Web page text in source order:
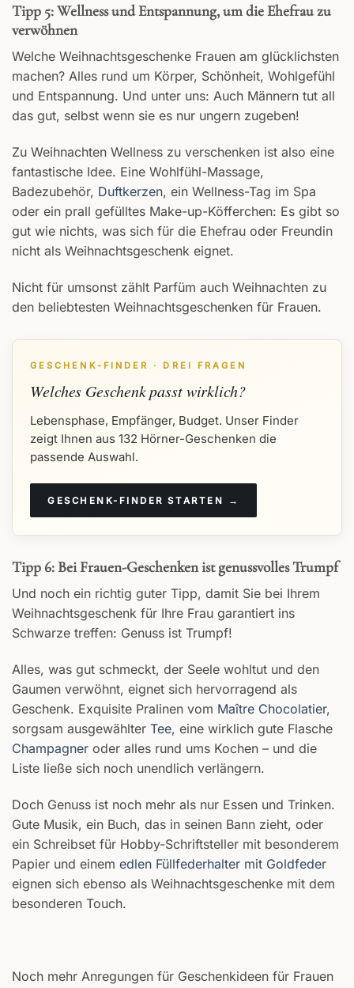
Tipp 5: Wellness und Entspannung, um die Ehefrau zu
verwöhnen
Welche Weihnachtsgeschenke Frauen am glücklichsten
machen? Alles rund um Körper, Schönheit, Wohlgefühl
und Entspannung. Und unter uns: Auch Männern tut all
das gut, selbst wenn sie es nur ungern zugeben!
Zu Weihnachten Wellness zu verschenken ist also eine
fantastische Idee. Eine Wohlfühl-Massage,
Badezubehör, Duftkerzen, ein Wellness-Tag im Spa
oder ein prall gefülltes Make-up-Köfferchen: Es gibt so
gut wie nichts, was sich für die Ehefrau oder Freundin
nicht als Weihnachtsgeschenk eignet.
Nicht für umsonst zählt Parfüm auch Weihnachten zu
den beliebtesten Weihnachtsgeschenken für Frauen.
GESCHENK-FINDER · DREI FRAGEN
Welches Geschenk passt wirklich?
Lebensphase, Empfänger, Budget. Unser Finder
zeigt Ihnen aus 132 Hörner-Geschenken die
passende Auswahl.
GESCHENK-FINDER STARTEN →
Tipp 6: Bei Frauen-Geschenken ist genussvolles Trumpf
Und noch ein richtig guter Tipp, damit Sie bei Ihrem
Weihnachtsgeschenk für Ihre Frau garantiert ins
Schwarze treffen: Genuss ist Trumpf!
Alles, was gut schmeckt, der Seele wohltut und den
Gaumen verwöhnt, eignet sich hervorragend als
Geschenk. Exquisite Pralinen vom Maître Chocolatier,
sorgsam ausgewählter Tee, eine wirklich gute Flasche
Champagner oder alles rund ums Kochen – und die
Liste ließe sich noch unendlich verlängern.
Doch Genuss ist noch mehr als nur Essen und Trinken.
Gute Musik, ein Buch, das in seinen Bann zieht, oder
ein Schreibset für Hobby-Schriftsteller mit besonderem
Papier und einem edlen Füllfederhalter mit Goldfeder
eignen sich ebenso als Weihnachtsgeschenke mit dem
besonderen Touch.
Noch mehr Anregungen für Geschenkideen für Frauen